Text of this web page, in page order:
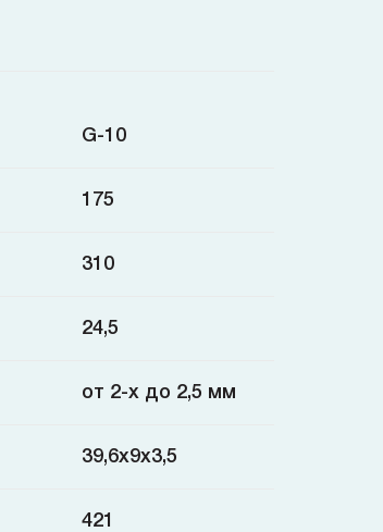
G-10
175
310
24,5
от 2-х до 2,5 мм
39,6x9x3,5
421